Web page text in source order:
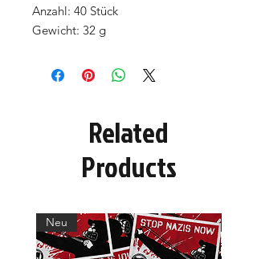
Anzahl: 40 Stück
Gewicht: 32 g
Related
Products
Neu